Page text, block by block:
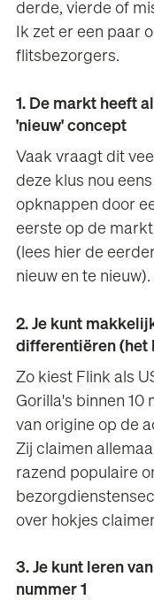
derde, vierde of
Ik zet er een paar
flitsbezorgers.
1. De markt heeft
'nieuw' concept
Vaak vraagt dit
deze klus nou
opknappen door
eerste op de
(lees hier de
nieuw en te nieuw).
2. Je kunt
differentiëren (het
Zo kiest Flink als
Gorilla's binnen 10
van origine op de
Zij claimen
razend populaire
over hokjes
3. Je kunt leren
nummer 1